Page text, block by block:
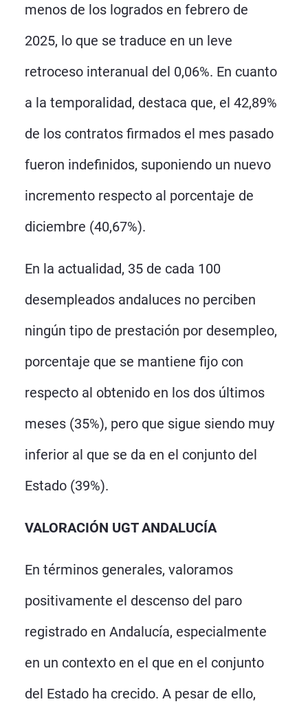
menos de los logrados en febrero de
2025, lo que se traduce en un leve
retroceso interanual del 0,06%. En cuanto
a la temporalidad, destaca que, el 42,89%
de los contratos firmados el mes pasado
fueron indefinidos, suponiendo un nuevo
incremento respecto al porcentaje de
diciembre (40,67%).
En la actualidad, 35 de cada 100
desempleados andaluces no perciben
ningún tipo de prestación por desempleo,
porcentaje que se mantiene fijo con
respecto al obtenido en los dos últimos
meses (35%), pero que sigue siendo muy
inferior al que se da en el conjunto del
Estado (39%).
VALORACIÓN UGT ANDALUCÍA
En términos generales, valoramos
positivamente el descenso del paro
registrado en Andalucía, especialmente
en un contexto en el que en el conjunto
del Estado ha crecido. A pesar de ello,